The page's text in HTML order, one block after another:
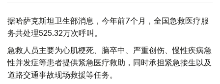
据哈萨克斯坦卫生部消息，今年前7个月，全国急救医疗服
务共处理525.32万次呼叫。
急救人员主要为心肌梗死、脑卒中、严重创伤、慢性疾病急
性并发症等患者提供紧急医疗救助，同时承担紧急接生以及
道路交通事故现场救援等任务。